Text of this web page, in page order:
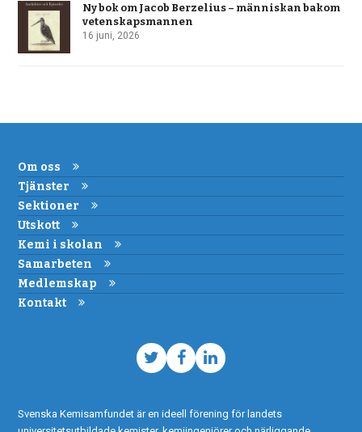
Ny bok om Jacob Berzelius – människan bakom
vetenskapsmannen
16 juni, 2026
Om oss
Tjänster
Sektioner
Utskott
Kemi i skolan
Samarbeten
Medlemskap
Kontakt
TwitterFacebook
LinkedIn
Svenska Kemisamfundet är en ideell förening för landets